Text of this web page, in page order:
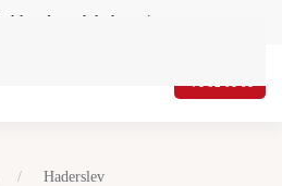
og lokal service
Haderslev